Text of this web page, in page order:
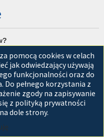
do listy przyjaciół będą
się w panelu
można szybko sprawdzić ich
Zależnie od
mogą być
dodany do listy wrogów,
pomocą cookies w celach
jak odwiedzający używają
funkcjonalności oraz do
Do pełnego korzystania z
zgody na zapisywanie
z polityką prywatności
dole strony.